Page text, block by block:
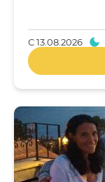
С13.08.2026